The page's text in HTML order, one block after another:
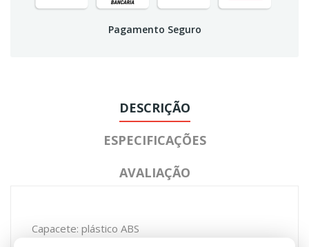
Pagamento Seguro
DESCRIÇÃO
ESPECIFICAÇÕES
AVALIAÇÃO
Capacete: plástico ABS